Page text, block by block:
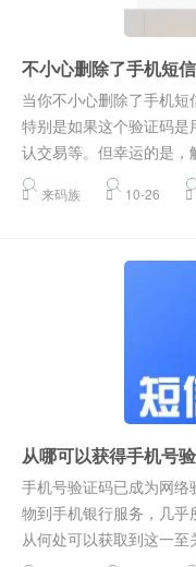
不小心删除了手机短
当你不小心删除了手机短
特别是如果这个验证码
认交易等。但幸运的是
来码族 10-26
从哪可以获得手机号
手机号验证码已成为网
物到手机银行服务，几乎
从何处可以获取到这一